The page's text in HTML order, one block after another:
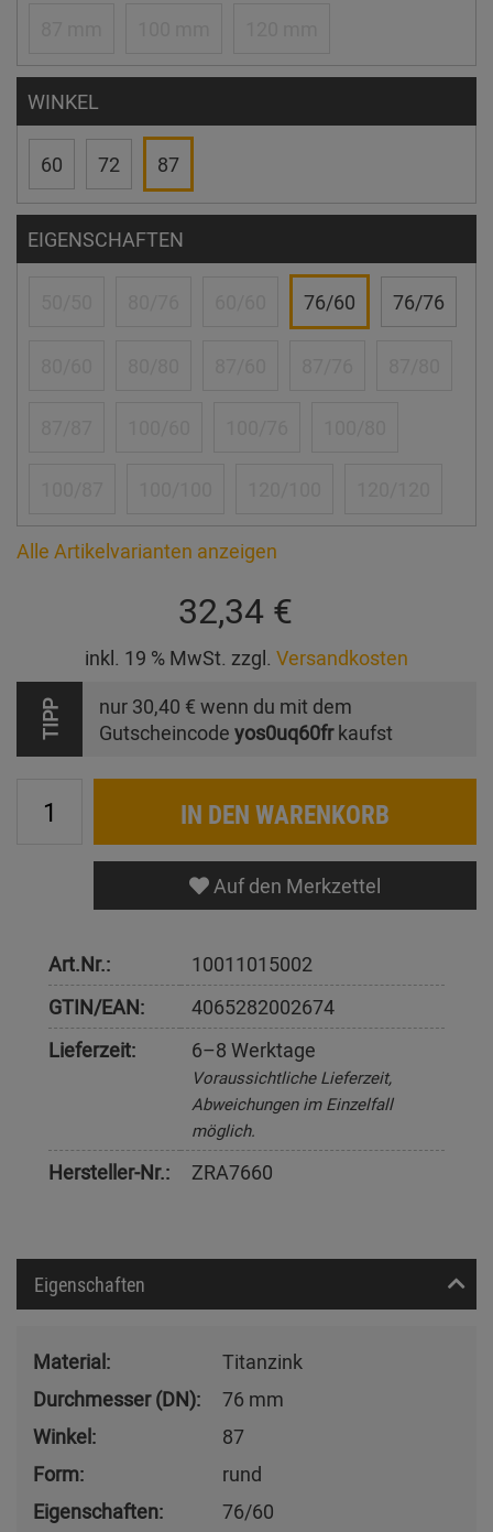
WINKEL
60 72 87
EIGENSCHAFTEN
76/60 76/76
Alle Artikelvarianten anzeigen
32,34 €
inkl. 19 % MwSt. zzgl. Versandkosten
TIPP nur 30,40 € wenn du mit dem
Gutscheincode yos0uq60frkaufst
IN DEN WARENKORB
Auf den Merkzettel
Art.Nr.:
10011015002
GTIN/EAN:
4065282002674
Lieferzeit:
6–8 Werktage
Voraussichtliche Lieferzeit,
Abweichungen im Einzelfall
möglich.
Hersteller-Nr.: ZRA7660
Eigenschaften
Material:
Titanzink
Durchmesser (DN):
76 mm
Winkel:
87
Form:
rund
Eigenschaften:
76/60